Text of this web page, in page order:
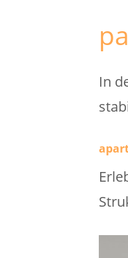
In